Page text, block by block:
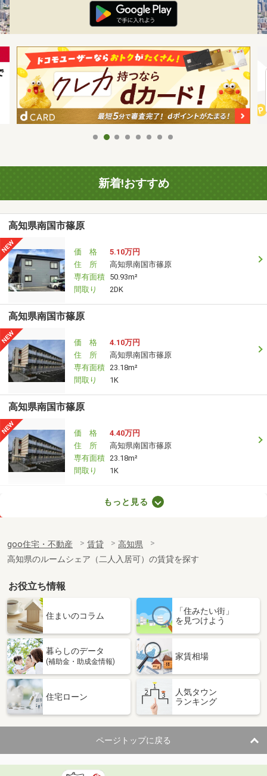
新着!おすすめ
高知県南国市篠原
価 格
5.10万円
住 所
高知県南国市篠原
専有面積 50.93m²
間取り
2DK
高知県南国市篠原
価 格
4.10万円
住 所
高知県南国市篠原
専有面積 23.18m²
間取り
1K
高知県南国市篠原
価 格
4.40万円
住 所
高知県南国市篠原
専有面積 23.18m²
間取り
1K
専有面積
20.81m²
間取り
1K
高知県土佐市高岡町乙
価 格
4.40万円
高知県土佐市高岡町乙
専有面積 26.08m²
間取り
高知県高知市南宝永町
住 所
高知県高知市南宝永町
専有面積 36.33m²
間取り
1K
高知県高知市一宮
もっと見る
goo住宅・不動産 賃貸
高知県
高知県のルームシェア（二人入居可）の賃貸を探す
お役立ち情報
住まいのコラム
「住みたい街」
を見つけよう
暮らしのデータ
(補助金・助成金情報)
家賃相場
住宅ローン
人気タウン
ランキング
ページトップに戻る